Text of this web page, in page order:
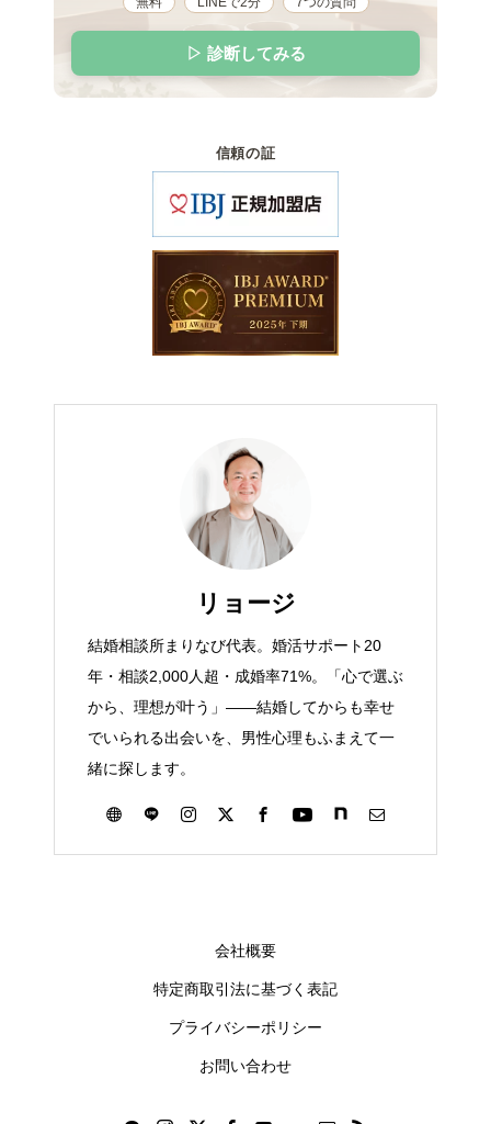
▷ 診断してみる
信頼の証
リョージ
結婚相談所まりなび代表。婚活サポート20
年・相談2,000人超・成婚率71%。「心で選ぶ
から、理想が叶う」——結婚してからも幸せ
でいられる出会いを、男性心理もふまえて一
緒に探します。
会社概要
特定商取引法に基づく表記
プライバシーポリシー
お問い合わせ